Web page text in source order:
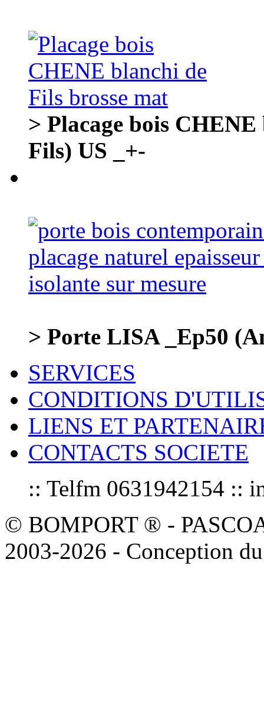
> Placage bois
Fils) US _+-
> Porte LISA _Ep50
SERVICES
CONDITIONS
LIENS ET
CONTACTS SOCIETE
:: Telfm 0631942154 ::
© BOMPORT ® -
2003-2026 - Conception